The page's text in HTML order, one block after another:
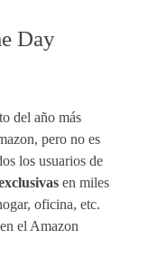
Day
del año más
pero no es
los usuarios de
en miles
oficina, etc.
el Amazon